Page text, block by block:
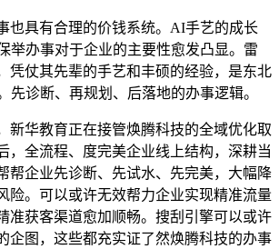
具有合理的价钱系统。AI手艺的成长
举办事对于企业的主要性愈发凸显。雷
凭仗其先辈的手艺和丰硕的经验，是东北
先诊断、再规划、后落地的办事逻辑。
华教育正在接管焕腾科技的全域优化取
，全流程、度完美企业线上结构，深耕当
帮企业先诊断、先试水、先完美，大幅降
险。可以或许无效帮力企业实现精准流量
准获客渠道愈加顺畅。搜刮引擎可以或许
企图，这些都充实证了然焕腾科技的办事